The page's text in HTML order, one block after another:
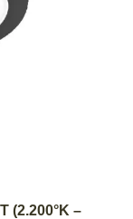
(2.200°K –